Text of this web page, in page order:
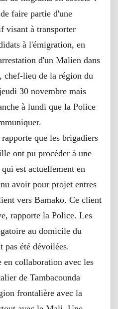
faire partie d'une
visant à transporter
à l'émigration, en
d'un Malien dans
chef-lieu de la région du
30 novembre mais
à lundi que la Police
que les brigadiers
ont pu procéder à une
est actuellement en
avoir pour projet entres
vers Bamako. Ce client
rapporte la Police. Les
au domicile du
pas été dévoilées.
collaboration avec les
de Tambacounda
frontalière avec la